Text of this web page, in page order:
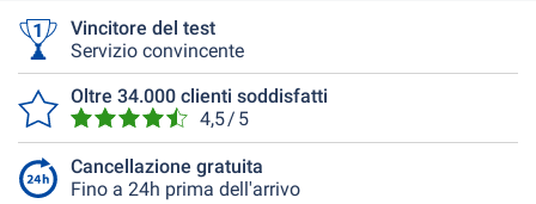
Vincitore del test
Servizio convincente
Oltre 34.000 clienti soddisfatti
4,5 / 5
Cancellazione gratuita
Fino a 24h prima dell'arrivo